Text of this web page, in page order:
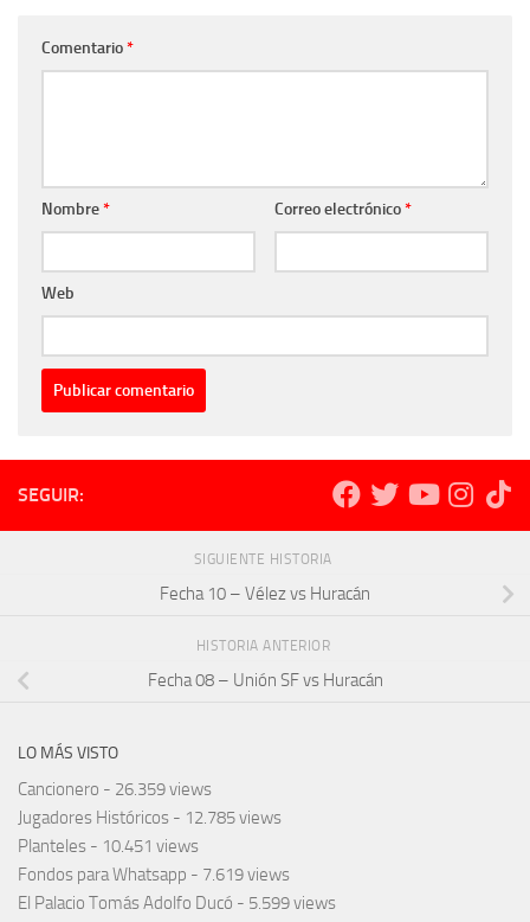
Comentario*
Nombre* Correo electrónico*
Web
SEGUIR:
SIGUIENTE HISTORIA
Fecha 10 – Vélez vs Huracán
HISTORIA ANTERIOR
Fecha 08 – Unión SF vs Huracán
LO MÁS VISTO
Cancionero - 26.359 views
Jugadores Históricos - 12.785 views
Planteles - 10.451 views
Fondos para Whatsapp - 7.619 views
El Palacio Tomás Adolfo Ducó - 5.599 views